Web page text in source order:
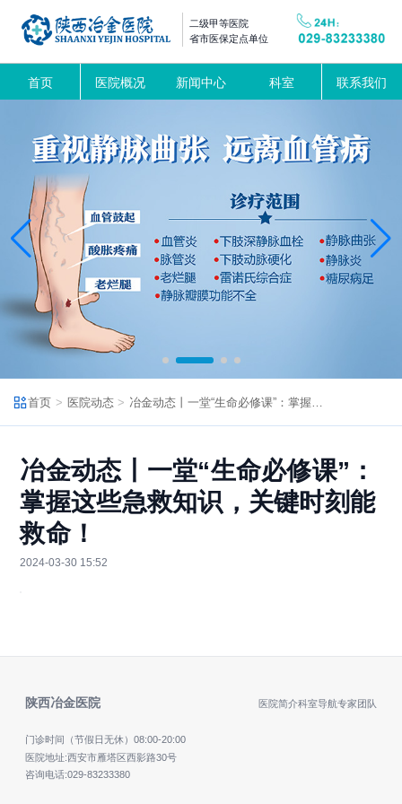
二级甲等医院
省市医保定点单位
首页 医院概况 新闻中心 科室 联系我们
首页 医院动态
冶金动态丨一堂“生命必修课”：
掌握这些急救知识，关键时刻能
救命！
2024-03-30 15:52
陕西冶金医院 医院简介科室导航专家团队
门诊时间（节假日无休） 08:00-20:00
医院地址:西安市雁塔区西影路30号
咨询电话:029-83233380